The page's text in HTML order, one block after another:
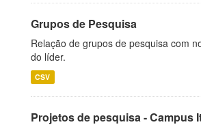
Grupos de Pesquisa
Relação de grupos de pesquisa com
do líder.
CSV
Projetos de pesquisa - Campus